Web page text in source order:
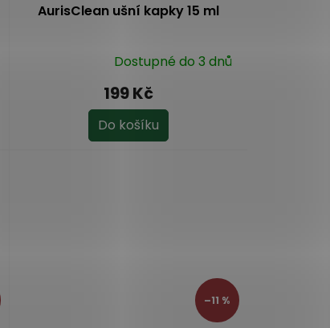
AurisClean ušní kapky 15 ml
Dostupné do 3 dnů
199 Kč
Do košíku
–11 %